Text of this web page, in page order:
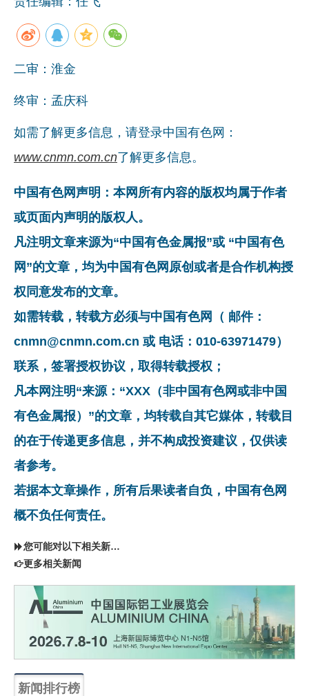
二审：淮金
终审：孟庆科
如需了解更多信息，请登录中国有色网：
www.cnmn.com.cn了解更多信息。
中国有色网声明：本网所有内容的版权均属于作者
或页面内声明的版权人。
凡注明文章来源为“中国有色金属报”或 “中国有色
网”的文章，均为中国有色网原创或者是合作机构授
权同意发布的文章。
如需转载，转载方必须与中国有色网（ 邮件：
cnmn@cnmn.com.cn 或 电话：010-63971479）
联系，签署授权协议，取得转载授权；
凡本网注明“来源：“XXX（非中国有色网或非中国
有色金属报）”的文章，均转载自其它媒体，转载目
的在于传递更多信息，并不构成投资建议，仅供读
者参考。
若据本文章操作，所有后果读者自负，中国有色网
概不负任何责任。
您可能对以下相关新闻同样感兴趣
更多相关新闻
新闻排行榜